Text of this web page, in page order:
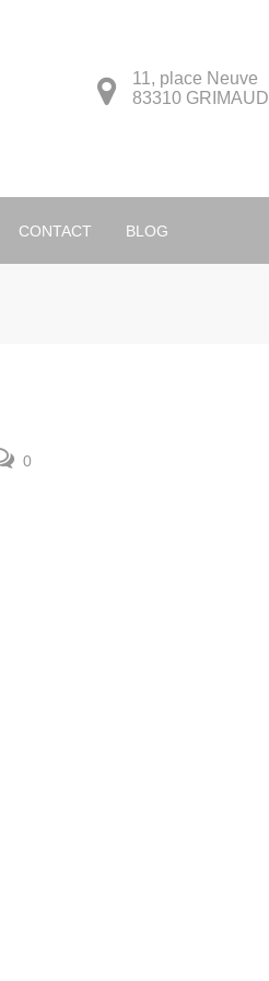
11, place Neuve
83310 GRIMAUD
CONTACT BLOG
0